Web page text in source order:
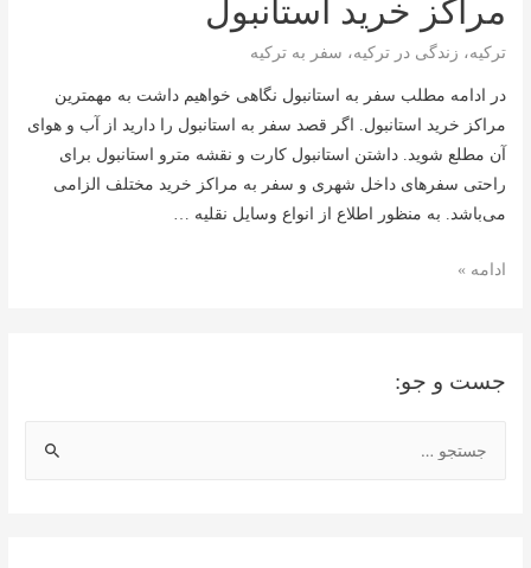
جست و جو:
مراکز خرید استانبول
ترکیه، زندگی در ترکیه، سفر به ترکیه
در ادامه مطلب سفر به استانبول نگاهی خواهیم داشت به مهمترین
مراکز خرید استانبول. اگر قصد سفر به استانبول را دارید از آب و هوای
آن مطلع شوید. داشتن استانبول کارت و نقشه مترو استانبول برای
راحتی سفرهای داخل شهری و سفر به مراکز خرید مختلف الزامی
می‌باشد. به منظور اطلاع از انواع وسایل نقلیه …
مراکز
ادامه »